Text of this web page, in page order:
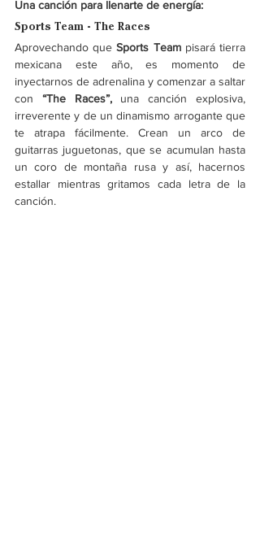
Una canción para llenarte de energía:
Sports Team - The Races
Aprovechando que Sports Team pisará tierra
mexicana este año, es momento de
inyectarnos de adrenalina y comenzar a saltar
con “The Races”, una canción explosiva,
irreverente y de un dinamismo arrogante que
te atrapa fácilmente. Crean un arco de
guitarras juguetonas, que se acumulan hasta
un coro de montaña rusa y así, hacernos
estallar mientras gritamos cada letra de la
canción.